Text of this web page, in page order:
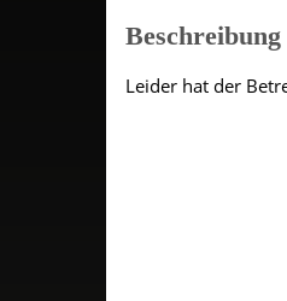
Leider hat der